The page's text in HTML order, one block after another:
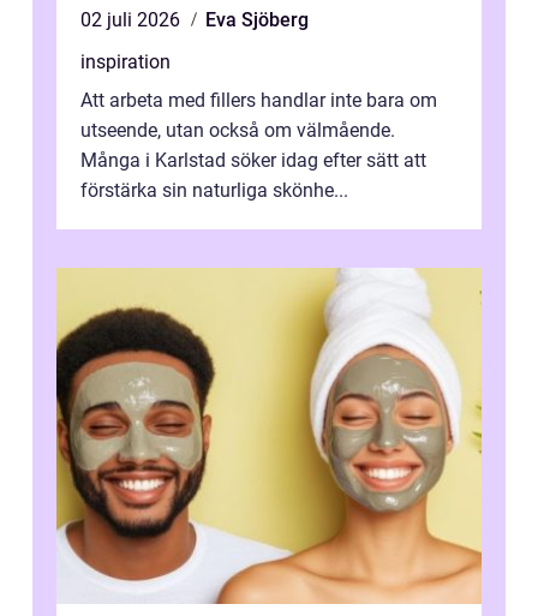
02 juli 2026
Eva Sjöberg
inspiration
Att arbeta med fillers handlar inte bara om
utseende, utan också om välmående.
Många i Karlstad söker idag efter sätt att
förstärka sin naturliga skönhe...